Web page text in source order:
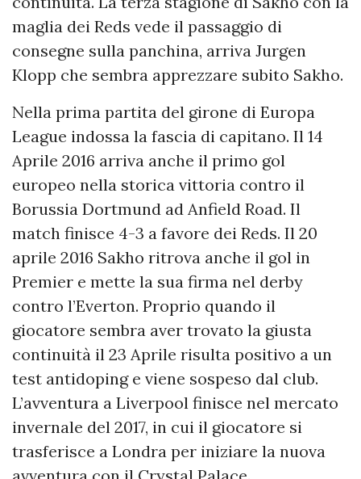
maglia dei Reds vede il passaggio di
consegne sulla panchina, arriva Jurgen
Klopp che sembra apprezzare subito Sakho.
Nella prima partita del girone di Europa
League indossa la fascia di capitano. Il 14
Aprile 2016 arriva anche il primo gol
europeo nella storica vittoria contro il
Borussia Dortmund ad Anfield Road. Il
match finisce 4-3 a favore dei Reds. Il 20
aprile 2016 Sakho ritrova anche il gol in
Premier e mette la sua firma nel derby
contro l’Everton. Proprio quando il
giocatore sembra aver trovato la giusta
continuità il 23 Aprile risulta positivo a un
test antidoping e viene sospeso dal club.
L’avventura a Liverpool finisce nel mercato
invernale del 2017, in cui il giocatore si
trasferisce a Londra per iniziare la nuova